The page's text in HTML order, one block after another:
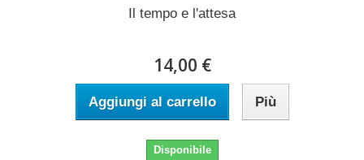
Il tempo e l'attesa
14,00 €
Aggiungi al carrello Più
Disponibile